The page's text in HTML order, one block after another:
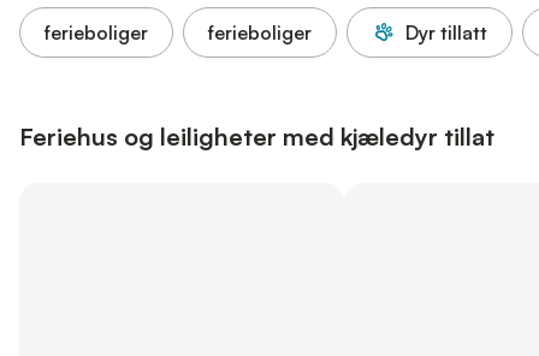
ferieboliger ferieboliger Dyr tillatt
Feriehus og leiligheter med kjæledyr tillat